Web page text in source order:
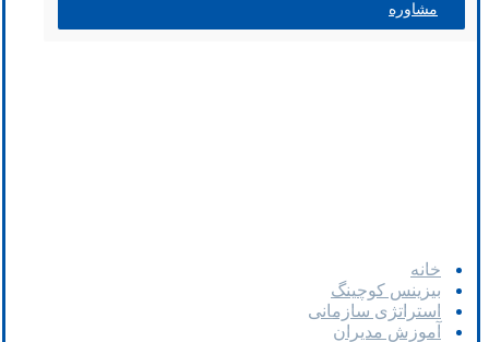
مشاوره
خانه
بیزینس کوچینگ
استراتژی سازمانی
آموزش مدیران